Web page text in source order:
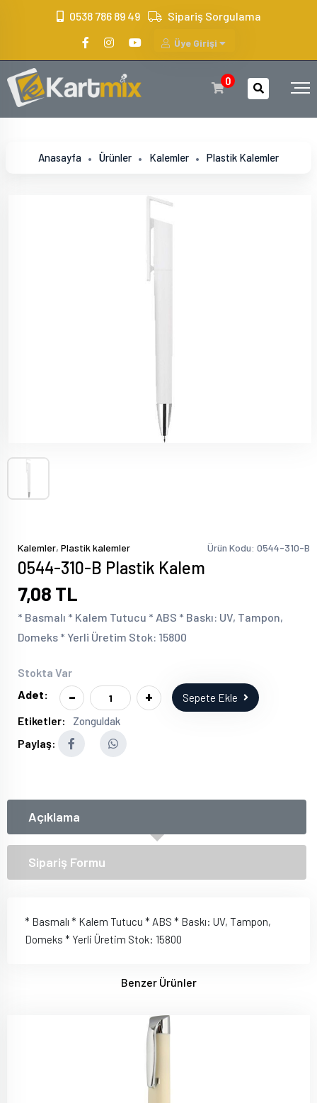
0538 786 89 49 Sipariş Sorgulama
Üye Girişi
0
Anasayfa Ürünler Kalemler Plastik Kalemler
Kalemler, Plastik kalemler Ürün Kodu: 0544-310-B
0544-310-B Plastik Kalem
7,08 TL
* Basmalı * Kalem Tutucu * ABS * Baskı: UV, Tampon,
Domeks * Yerli Üretim Stok: 15800
Stokta Var
Adet:
- + Sepete Ekle
Etiketler: Zonguldak
Paylaş:
Açıklama
Sipariş Formu
* Basmalı * Kalem Tutucu * ABS * Baskı: UV, Tampon,
Domeks * Yerli Üretim Stok: 15800
Benzer Ürünler